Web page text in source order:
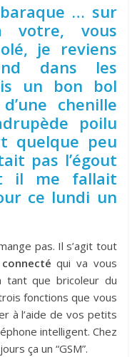
… sur
votre, vous
je reviens
dans les
un bon bol
chenille
poilu
quelque peu
pas l’égout
il me fallait
ce lundi un
pas. Il s’agit tout
qui va vous
tant que bricoleur du
fonctions que vous
à l’aide de vos petits
intelligent. Chez
ça un “GSM”.